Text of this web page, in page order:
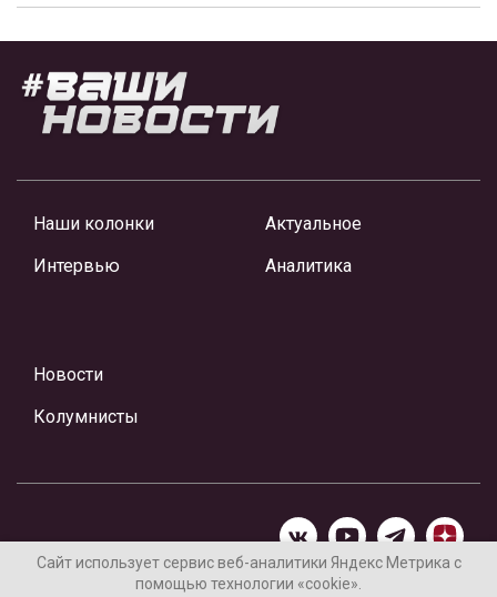
Наши колонки
Интервью
Актуальное
Аналитика
Новости
Колумнисты
Материалы предоставлены редакцией Интернет-газеты
Сайт использует сервис веб-аналитики Яндекс Метрика с
помощью технологии «cookie».